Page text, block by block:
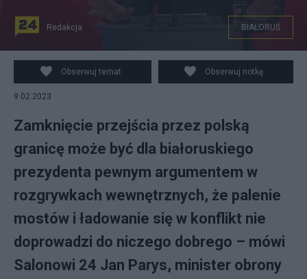
Mariusz Kamiński podjął decyzję o zawieszeniu ruchu
na polsko-białoruskim przejściu granicznym w
Bobrownikach. Fot. P. Tracz / KPRM / CC0
Redakcja BIAŁORUŚ
Obserwuj temat Obserwuj notkę
9.02.2023
Zamknięcie przejścia przez polską
granicę może być dla białoruskiego
prezydenta pewnym argumentem w
rozgrywkach wewnętrznych, że palenie
mostów i ładowanie się w konflikt nie
doprowadzi do niczego dobrego – mówi
Salonowi 24 Jan Parys, minister obrony